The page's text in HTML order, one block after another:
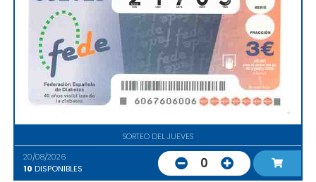
SORTEO DEL JUEVES
20/08/2026
10 DISPONIBLES 0